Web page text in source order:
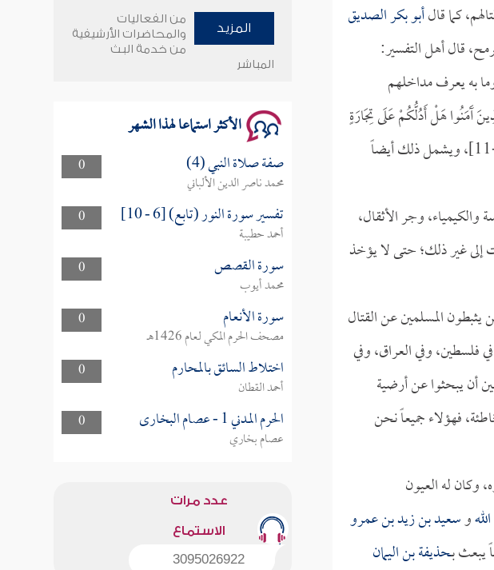
كما قالأبو بكر الصديق
قال أهل التفسير:
به يعرف مداخلهم
آَمَنُوا هَلْ أَدُلُّكُمْ عَلَى تِجَارَةٍ
[الصف:10-11]، ويشمل ذلك أيضاً
وجر الأثقال،
إلى غير ذلك؛ حتى لا يؤخذ
المسلمين عن القتال
في فلسطين، وفي العراق، وفي
أن يبحثوا عن أرضية
فهؤلاء جميعاً نحن
وكان له العيون
وسعيد بن زيد بن عمرو
يبعث بـحذيفة بن اليمان
وأمنهم من خوف 9
سلسلة محاضرات نفحات رمضانية
المزيد
من الفعاليات
والمحاضرات الأرشيفية
من خدمة البث
المباشر
الأكثر استماعا لهذا الشهر
0 صفة صلاة النبي (4)
محمد ناصر الدين الألباني
0
تفسير سورة النور (تابع) [6 - 10]
أحمد حطيبة
0
سورة القصص
محمد أيوب
0
سورة الأنعام
مصحف الحرم المكي لعام 1426هـ
0
اختلاط السائق بالمحارم
أحمد القطان
0
الحرم المدني 1 - عصام البخارى
عصام بخاري
عدد مرات
الاستماع
3095026922